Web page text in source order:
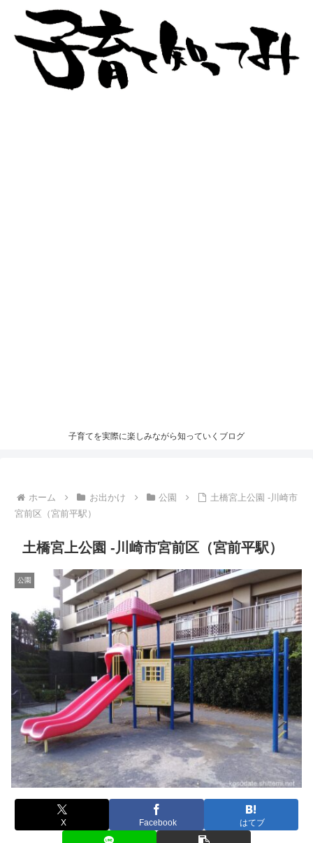
子育てを実際に楽しみながら知っていくブログ
ホーム お出かけ 公園
土橋宮上公園 -川崎市
宮前区（宮前平駅）
土橋宮上公園 -川崎市宮前区（宮前平駅）
公園
X Facebook はてブ